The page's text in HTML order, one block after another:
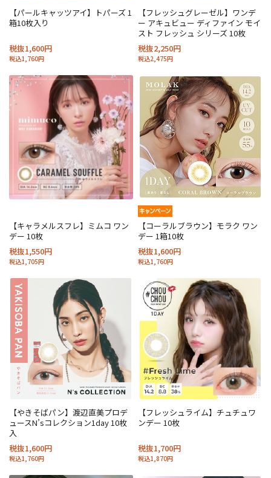
【パールキャッツアイ】トパーズ 1
箱10枚入り
税抜1,600円
税込1,760円
【フレッシュグレーゼル】ワンデ
ー アキュビュー ディファイン モイ
スト フレッシュ シリーズ 10枚
税抜2,250円
税込2,475円
【キャラメルスフレ】ミムコ ワン
デー 10枚
税抜1,550円
税込1,705円
【コーラルブラウン】モラク ワン
デー 1箱10枚
税抜1,600円
税込1,760円
【やきそばパン】渡辺直美プロデ
ュースN’sコレクション1day 10枚
入
税抜1,600円
税込1,760円
【フレッシュライム】チュチュワ
ンデー 10枚
税抜1,700円
税込1,870円